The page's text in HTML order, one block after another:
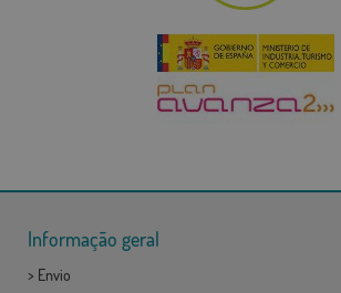
Informação geral
> Envio